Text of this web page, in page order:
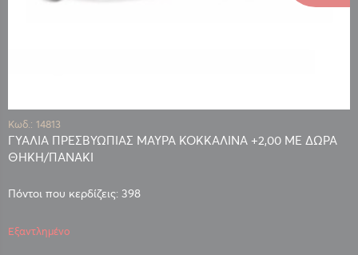
Κωδ.: 14813
ΓΥΑΛΙΑ ΠΡΕΣΒΥΩΠΙΑΣ ΜΑΥΡΑ ΚΟΚΚΑΛΙΝΑ +2,00 ΜΕ ΔΩΡΑ
ΘΗΚΗ/ΠΑΝΑΚΙ
Πόντοι που κερδίζεις: 398
Εξαντλημένο